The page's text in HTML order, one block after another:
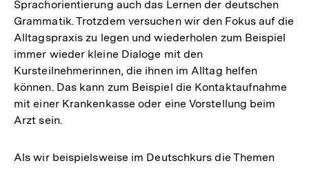
Sprachorientierung auch das Lernen der deutschen
Grammatik. Trotzdem versuchen wir den Fokus auf die
Alltagspraxis zu legen und wiederholen zum Beispiel
immer wieder kleine Dialoge mit den
Kursteilnehmerinnen, die ihnen im Alltag helfen
können. Das kann zum Beispiel die Kontaktaufnahme
mit einer Krankenkasse oder eine Vorstellung beim
Arzt sein.
Als wir beispielsweise im Deutschkurs die Themen